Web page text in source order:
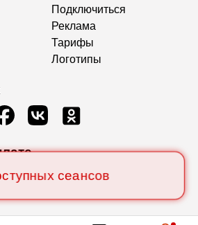
сеансов
Подключиться
Реклама
Тарифы
Логотипы